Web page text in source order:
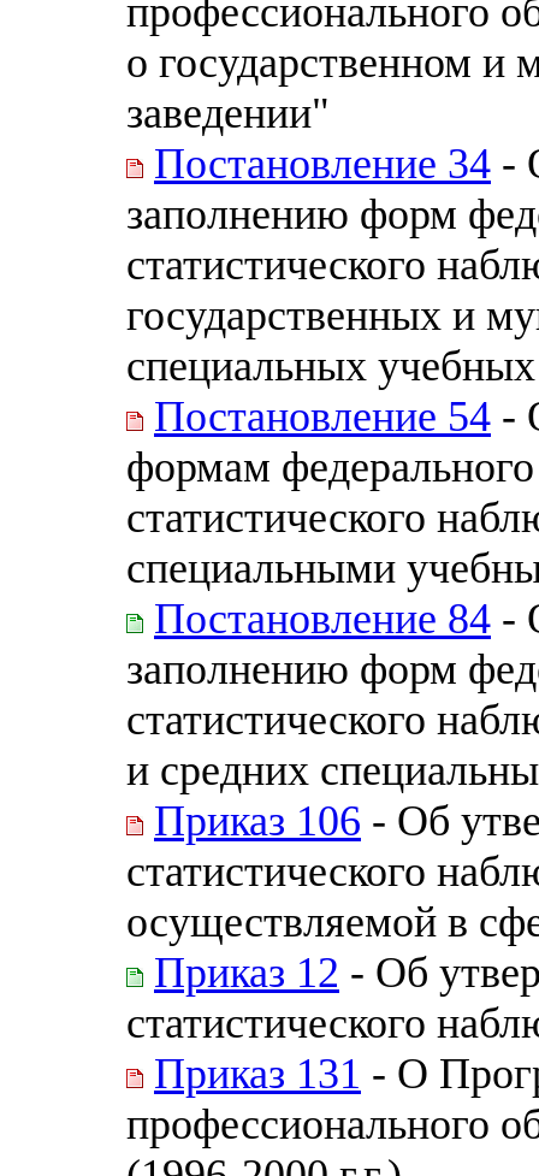
профессионального
о государственном
заведении"
Постановление 34 -
заполнению форм
статистического
государственных и
специальных
Постановление 54 -
формам федерального
статистического
специальными
Постановление 84 -
заполнению форм
статистического
и средних
Приказ 106 - Об
статистического
осуществляемой в
Приказ 12 - Об
статистического
Приказ 131 - О
профессионального